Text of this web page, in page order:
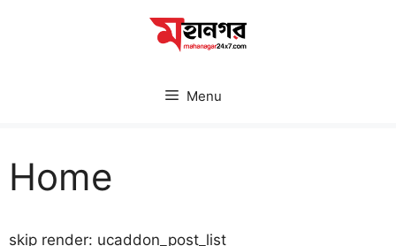
Menu
Home
skip render: ucaddon_post_list